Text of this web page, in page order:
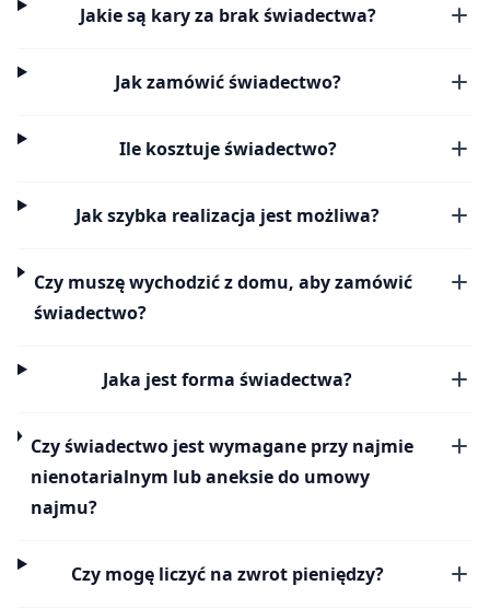
Jakie są kary za brak świadectwa?
Jak zamówić świadectwo?
Ile kosztuje świadectwo?
Jak szybka realizacja jest możliwa?
Czy muszę wychodzić z domu, aby zamówić
świadectwo?
Jaka jest forma świadectwa?
Czy świadectwo jest wymagane przy najmie
nienotarialnym lub aneksie do umowy
najmu?
Czy mogę liczyć na zwrot pieniędzy?